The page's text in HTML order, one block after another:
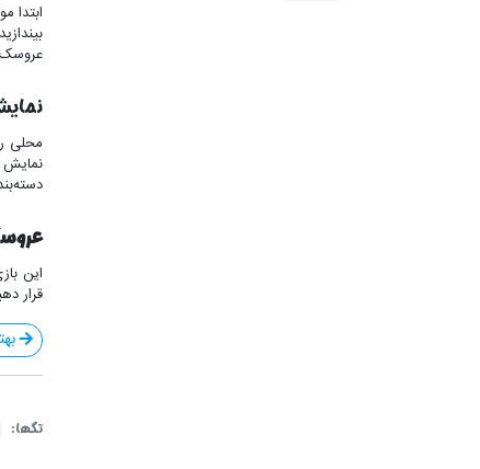
ابتدا
عروسک
محلی
نمایش
این
قرار
تگ‎ها: